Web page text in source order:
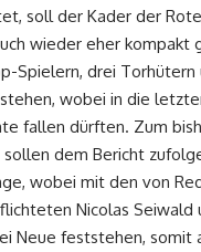
soll der Kader der
wieder eher kompakt
Spielern, drei Torhütern
wobei in die
fallen dürften. Zum
dem Bericht
wobei mit den von
Nicolas Seiwald
Neue feststehen, somit